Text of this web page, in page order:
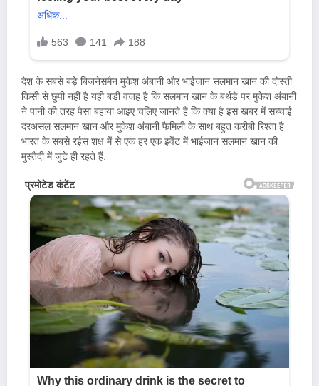
देश के सबसे बड़े बिजनेसमैन मुकेश अंबानी और भाईजान सलमान खान की दोस्ती
किसी से छुपी नहीं है यही बड़ी वजह है कि सलमान खान के बर्थडे पर मुकेश अंबानी
ने पानी की तरह पैसा बहाया आइए चलिए जानते हैं कि क्या है इस खबर में सच्चाई
दरअसल सलमान खान और मुकेश अंबानी फैमिली के साथ बहुत करीबी रिश्ता है
भारत के सबसे रईस शक्ष में से एक हर एक इवेंट में भाईजान सलमान खान की
मुस्तैदी में जुटे ही रहते हैं.